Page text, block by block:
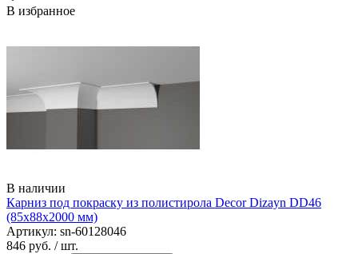
В избранное
В наличии
Карниз под покраску из полистирола Decor Dizayn DD46
(85х88х2000 мм)
Артикул: sn-60128046
846 руб. / шт.